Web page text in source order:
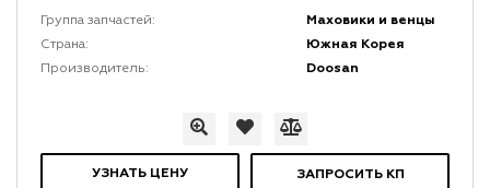
Группа запчастей: Маховики и венцы
Страна: Южная Корея
Производитель: Doosan
УЗНАТЬ ЦЕНУ ЗАПРОСИТЬ КП